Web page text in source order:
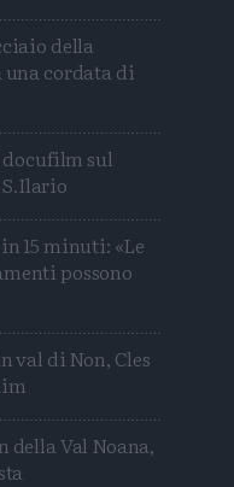
della
una cordata di
15 minuti: «Le
possono
val di Non, Cles
della Val Noana,